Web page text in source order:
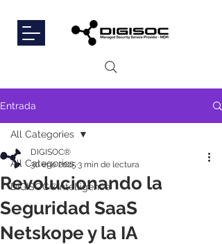
Entrada
All Categories
DIGISOC®Intelligence
All Categories
Revolucionando la
Seguridad SaaS
Netskope y la IA
DIGISOC®
30 ene 2025 3 min de lectura